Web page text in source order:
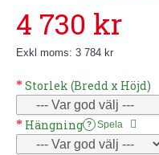
4 730 kr
Exkl moms: 3 784 kr
Storlek (Bredd x Höjd)
Hängning ? Spela